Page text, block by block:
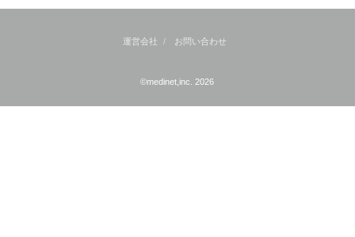
運営会社 お問い合わせ
©medinet,inc. 2026